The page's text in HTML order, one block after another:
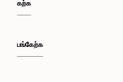
கற்க
பங்கேற்க